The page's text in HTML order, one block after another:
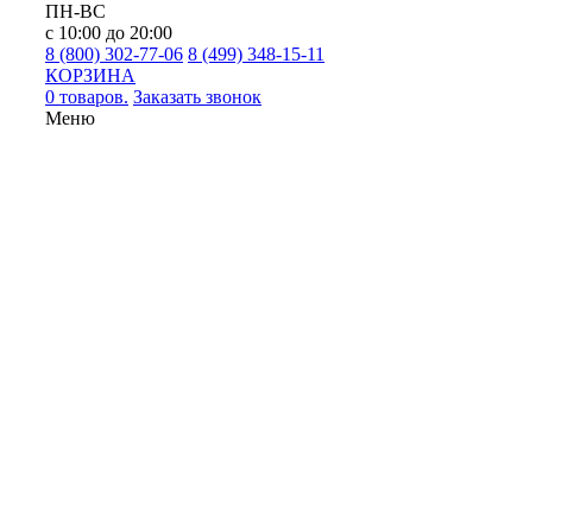
ПН-ВС
с 10:00 до 20:00
8 (800) 302-77-06 8 (499) 348-15-11
КОРЗИНА
0 товаров. Заказать звонок
Меню